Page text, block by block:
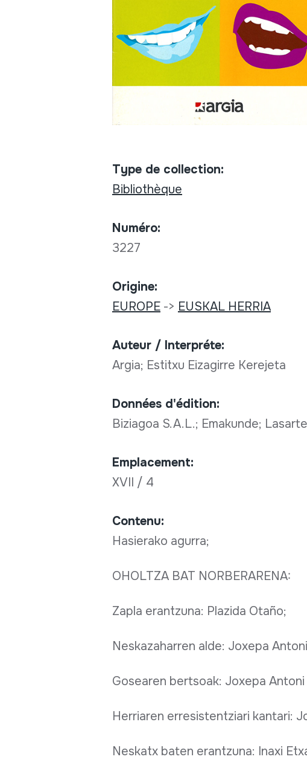
Type de collection:
Bibliothèque
Numéro:
3227
Origine:
EUROPE-> EUSKAL HERRIA
Auteur / Interpréte:
Argia; Estitxu Eizagirre Kerejeta
Données d'édition:
Biziagoa S.A.L.; Emakunde;
Emplacement:
XVII / 4
Contenu:
Hasierako agurra;
OHOLTZA BAT NORBERARENA:
Zapla erantzuna: Plazida Otaño;
Neskazaharren alde: Joxepa
Gosearen bertsoak: Joxepa
Herriaren erresistentziari kantari:
Neskatx baten erantzuna: Inaxi